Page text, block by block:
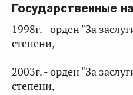
Государственные
1998г. - орден "За
степени,
2003г. - орден "За
степени,